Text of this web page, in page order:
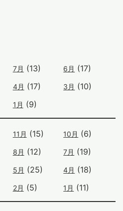
7月 (13) 6月 (17)
4月 (17) 3月 (10)
1月 (9)
11月 (15) 10月 (6)
8月 (12) 7月 (19)
5月 (25) 4月 (18)
2月 (5) 1月 (11)